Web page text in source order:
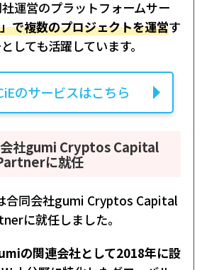
運営のプラットフォームサー
で複数のプロジェクトを運営す
しても活躍しています。
のサービスはこちら
社gumi Cryptos Capital
に就任
合同会社gumi Cryptos Capital
に就任しました。
の関連会社として2018年に設